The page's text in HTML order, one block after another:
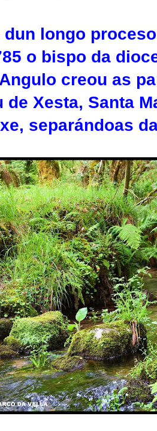
longo proceso
o bispo da
creou as
de Xesta, Santa
separándoas